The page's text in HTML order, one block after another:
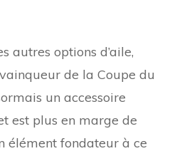
autres options d’aile,
de la Coupe du
un accessoire
est plus en marge de
élément fondateur à ce